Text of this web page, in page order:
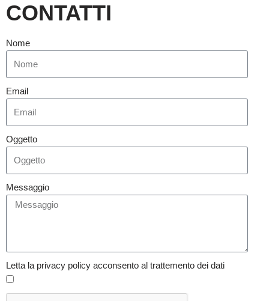
CONTATTI
Nome
Email
Oggetto
Messaggio
Letta la privacy policy acconsento al trattemento dei dati